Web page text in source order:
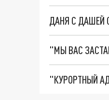
ДАНЯ С ДАШЕЙ
"КУРОРТНЫЙ